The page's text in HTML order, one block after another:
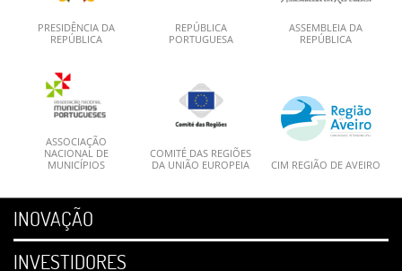
PRESIDÊNCIA DA
REPÚBLICA
REPÚBLICA
PORTUGUESA
ASSEMBLEIA DA
REPÚBLICA
ASSOCIAÇÃO
NACIONAL DE
MUNICÍPIOS
COMITÉ DAS REGIÕES
DA UNIÃO EUROPEIA
CIM REGIÃO DE AVEIRO
INOVAÇÃO
INVESTIDORES